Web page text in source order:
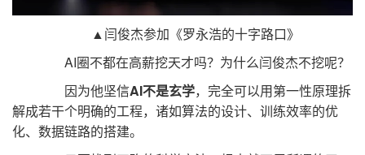
▲闫俊杰参加《罗永浩的十字路口》
AI圈不都在高薪挖天才吗？为什么闫俊杰不挖呢？
因为他坚信AI不是玄学，完全可以用第一性原理拆
解成若干个明确的工程，诸如算法的设计、训练效率的优
化、数据链路的搭建。